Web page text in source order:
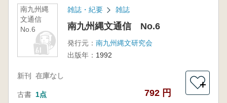
南九州縄
文通信
No.6
雑誌・紀要 雑誌
南九州縄文通信 No.6
発行元： 南九州縄文研究会
出版年： 1992
新刊 在庫なし
古書 1点 792 円
＋